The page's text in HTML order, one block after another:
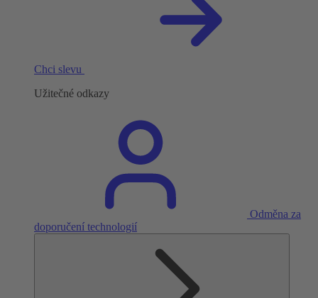
Chci slevu
Užitečné odkazy
Odměna za
doporučení technologií